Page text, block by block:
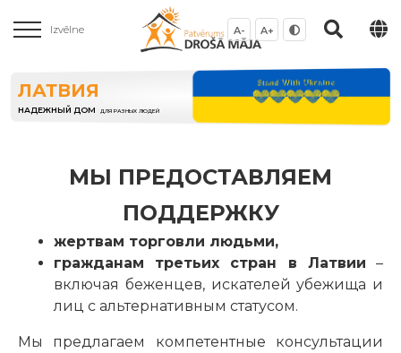
Izvēlne A- A+
ЛАТВИЯ
НАДЕЖНЫЙ ДОМ ДЛЯ РАЗНЫХ ЛЮДЕЙ
МЫ ПРЕДОСТАВЛЯЕМ
ПОДДЕРЖКУ
жертвам торговли людьми,
гражданам третьих стран в Латвии –
включая беженцев, искателей убежища и
лиц с альтернативным статусом.
Мы предлагаем компетентные консультации